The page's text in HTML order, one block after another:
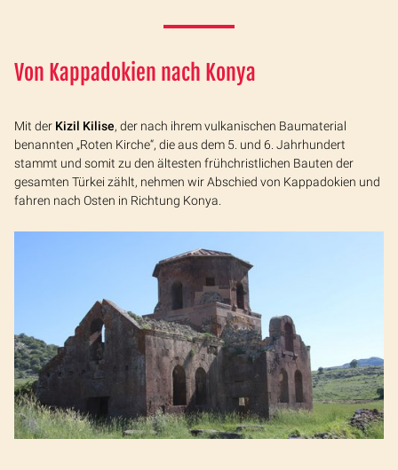
Von Kappadokien nach Konya
Mit der Kizil Kilise, der nach ihrem vulkanischen Baumaterial
benannten „Roten Kirche“, die aus dem 5. und 6. Jahrhundert
stammt und somit zu den ältesten frühchristlichen Bauten der
gesamten Türkei zählt, nehmen wir Abschied von Kappadokien und
fahren nach Osten in Richtung Konya.